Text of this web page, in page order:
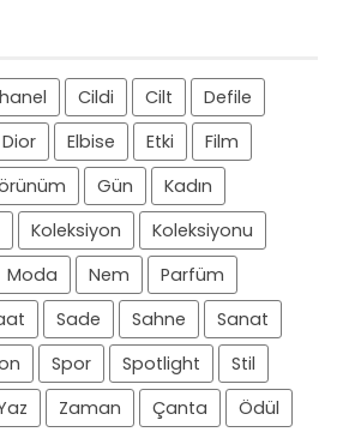
Cildi Cilt
Defile
Dior Elbise Etki
Film
Gün
Kadın
Koleksiyon
Koleksiyonu
Moda Nem
Parfüm
Sade Sahne
Sanat
Spor Spotlight
Stil
Zaman Çanta Ödül